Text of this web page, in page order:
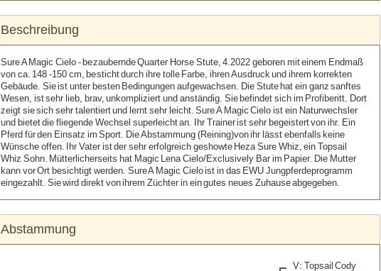
Beschreibung
Sure A Magic Cielo - bezaubernde Quarter Horse Stute, 4.2022 geboren mit einem Endmaß
von ca. 148 -150 cm, besticht durch ihre tolle Farbe, ihren Ausdruck und ihrem korrekten
Gebäude. Sie ist unter besten Bedingungen aufgewachsen. Die Stute hat ein ganz sanftes
Wesen, ist sehr lieb, brav, unkompliziert und anständig. Sie befindet sich im Profiberitt. Dort
zeigt sie sich sehr talentiert und lernt sehr leicht. Sure A Magic Cielo ist ein Naturwechsler
und bietet die fliegende Wechsel superleicht an. Ihr Trainer ist sehr begeistert von ihr. Ein
Pferd für den Einsatz im Sport. Die Abstammung (Reining)von ihr lässt ebenfalls keine
Wünsche offen. Ihr Vater ist der sehr erfolgreich geshowte Heza Sure Whiz, ein Topsail
Whiz Sohn. Mütterlicherseits hat Magic Lena Cielo/Exclusively Bar im Papier. Die Mutter
kann vor Ort besichtigt werden. Sure A Magic Cielo ist in das EWU Jungpferdeprogramm
eingezahlt. Sie wird direkt von ihrem Züchter in ein gutes neues Zuhause abgegeben.
Abstammung
V: Topsail Cody